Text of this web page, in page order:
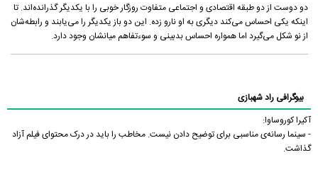
دو دوست از دو طبقه اقتصادی و اجتماعی متفاوت روزگار خوبی را با یکدیگر گذرانده‌اند. تا
اینکه یکی احساس می‌کند دیگری به او نارو زده. این دو باز یکدیگر را می‌یابند و رابطه‌شان
از نو شکل می‌گیرد اما همواره احساس بدبینی و سوءتفاهم میانشان وجود دارد.
بیوگرافی راد شهبازی
آکیرا کوروساوا:
- سینما رسانه‌ی مناسبی برای توضیح دادن نیست. مخاطب را باید در درک محتوای فیلم آزاد
گذاشت.